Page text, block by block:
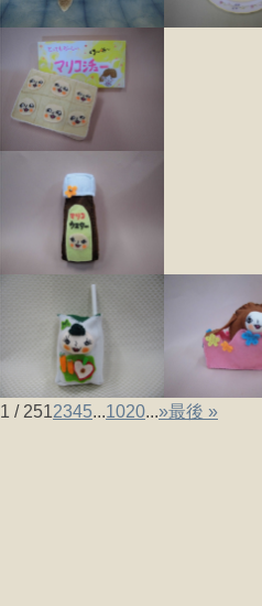
1 / 2512345...1020...»最後 »